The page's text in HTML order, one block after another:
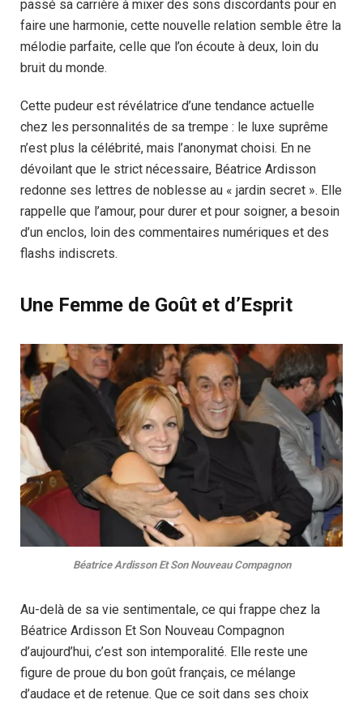
passé sa carrière à mixer des sons discordants pour en
faire une harmonie, cette nouvelle relation semble être la
mélodie parfaite, celle que l’on écoute à deux, loin du
bruit du monde.
Cette pudeur est révélatrice d’une tendance actuelle
chez les personnalités de sa trempe : le luxe suprême
n’est plus la célébrité, mais l’anonymat choisi. En ne
dévoilant que le strict nécessaire, Béatrice Ardisson
redonne ses lettres de noblesse au « jardin secret ». Elle
rappelle que l’amour, pour durer et pour soigner, a besoin
d’un enclos, loin des commentaires numériques et des
flashs indiscrets.
Une Femme de Goût et d’Esprit
Béatrice Ardisson Et Son Nouveau Compagnon
Au-delà de sa vie sentimentale, ce qui frappe chez la
Béatrice Ardisson Et Son Nouveau Compagnon
d’aujourd’hui, c’est son intemporalité. Elle reste une
figure de proue du bon goût français, ce mélange
d’audace et de retenue. Que ce soit dans ses choix